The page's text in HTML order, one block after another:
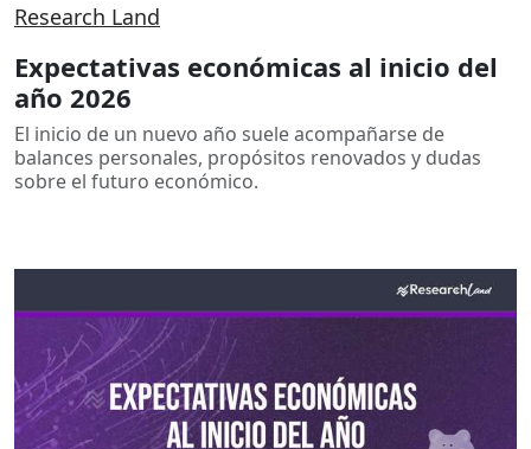
Research Land
Expectativas económicas al inicio del
año 2026
El inicio de un nuevo año suele acompañarse de
balances personales, propósitos renovados y dudas
sobre el futuro económico.